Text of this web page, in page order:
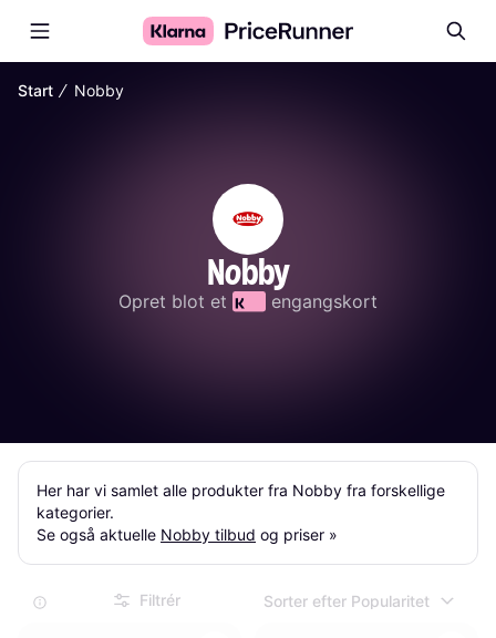
Start ∕ Nobby
Nobby
Opret blot et engangskort
Her har vi samlet alle produkter fra Nobby fra forskellige
kategorier.
Se også aktuelle Nobby tilbud og priser »
Filtrér Sorter efter Popularitet